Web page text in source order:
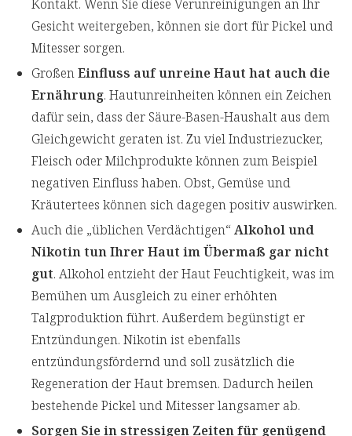
Kontakt. Wenn Sie diese Verunreinigungen an Ihr
Gesicht weitergeben, können sie dort für Pickel und
Mitesser sorgen.
GroßenEinfluss auf unreine Haut hat auch die
Ernährung. Hautunreinheiten können ein Zeichen
dafür sein, dass der Säure-Basen-Haushalt aus dem
Gleichgewicht geraten ist. Zu viel Industriezucker,
Fleisch oder Milchprodukte können zum Beispiel
negativen Einfluss haben. Obst, Gemüse und
Kräutertees können sich dagegen positiv auswirken.
Auch die „üblichen Verdächtigen“ Alkohol und
Nikotin tun Ihrer Haut im Übermaß gar nicht
gut. Alkohol entzieht der Haut Feuchtigkeit, was im
Bemühen um Ausgleich zu einer erhöhten
Talgproduktion führt. Außerdem begünstigt er
Entzündungen. Nikotin ist ebenfalls
entzündungsfördernd und soll zusätzlich die
Regeneration der Haut bremsen. Dadurch heilen
bestehende Pickel und Mitesser langsamer ab.
Sorgen Sie in stressigen Zeiten für genügend